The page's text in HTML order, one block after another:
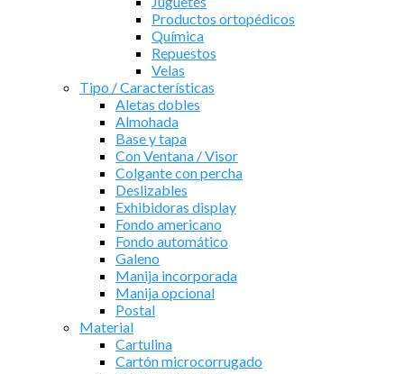
Productos ortopédicos
Química
Repuestos
Velas
Tipo / Características
Aletas dobles
Almohada
Base y tapa
Con Ventana / Visor
Colgante con percha
Deslizables
Exhibidoras display
Fondo americano
Fondo automático
Galeno
Manija incorporada
Manija opcional
Postal
Material
Cartulina
Cartón microcorrugado